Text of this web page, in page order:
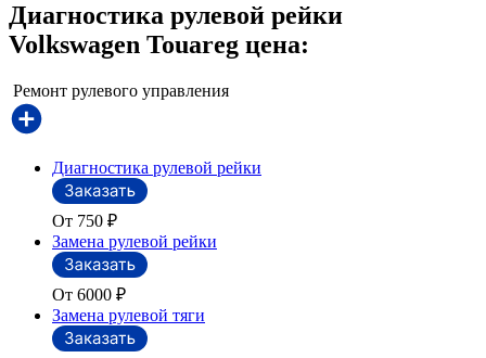
Диагностика рулевой рейки
Volkswagen Touareg цена:
Ремонт рулевого управления
Диагностика рулевой рейки
От 750 ₽
Замена рулевой рейки
От 6000 ₽
Замена рулевой тяги